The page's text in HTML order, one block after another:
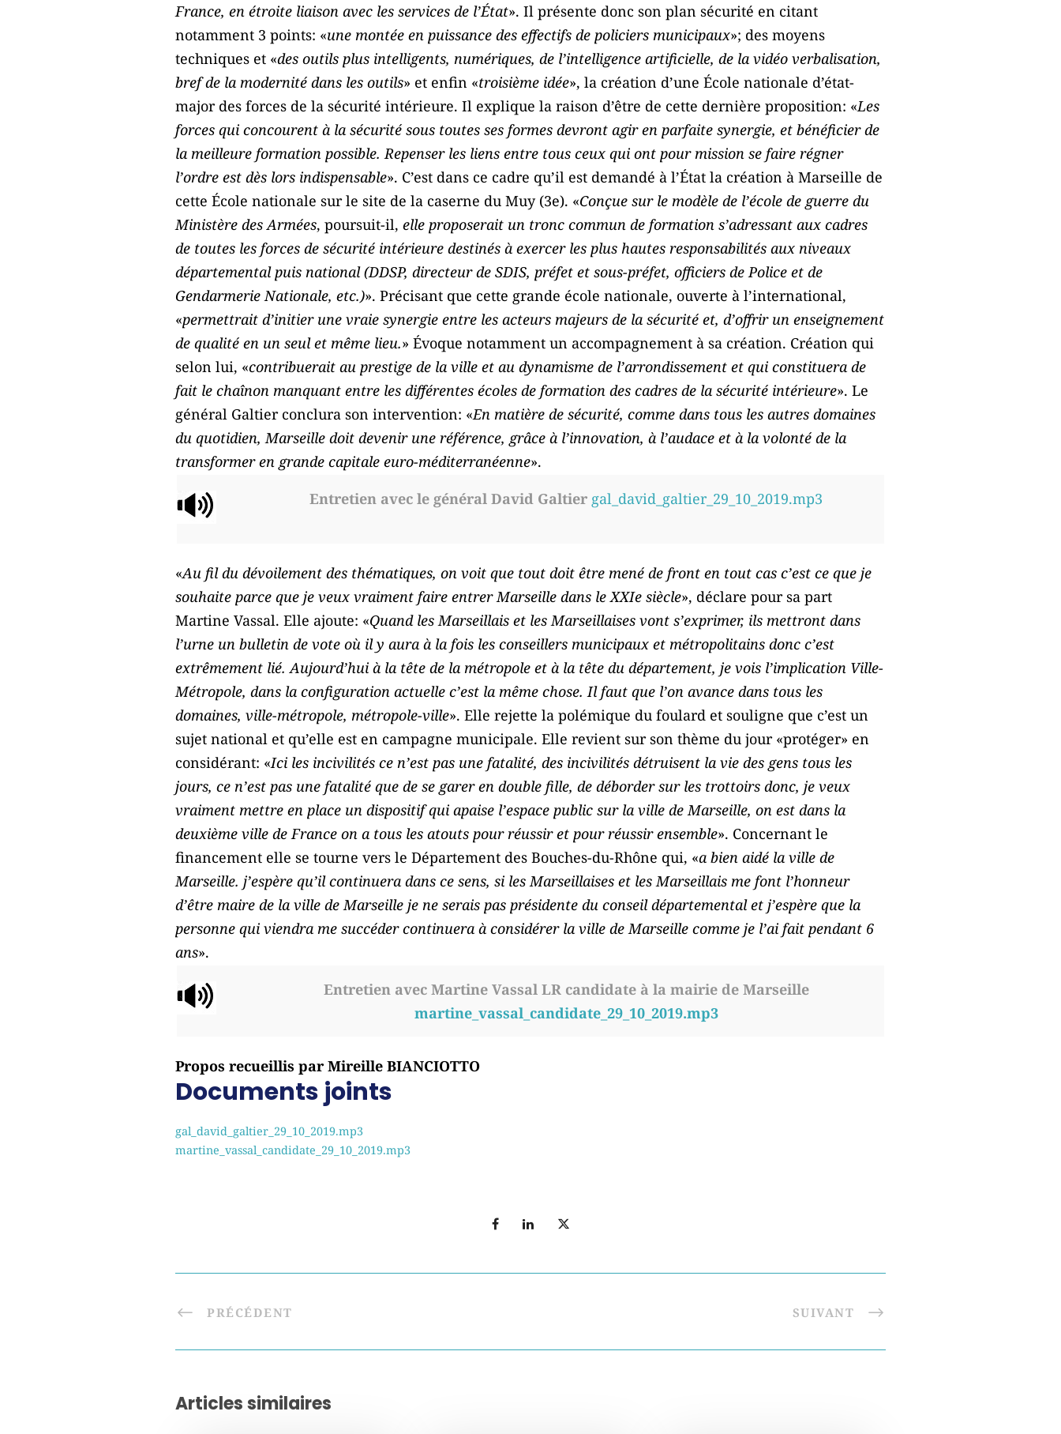
France, en étroite liaison avec les services de l’État». Il présente donc son plan sécurité en citant
notamment 3 points: «une montée en puissance des effectifs de policiers municipaux»; des moyens
techniques et «des outils plus intelligents, numériques, de l’intelligence artificielle, de la vidéo verbalisation,
bref de la modernité dans les outils» et enfin «troisième idée», la création d’une École nationale d’état-
major des forces de la sécurité intérieure. Il explique la raison d’être de cette dernière proposition: «Les
forces qui concourent à la sécurité sous toutes ses formes devront agir en parfaite synergie, et bénéficier de
la meilleure formation possible. Repenser les liens entre tous ceux qui ont pour mission se faire régner
l’ordre est dès lors indispensable». C’est dans ce cadre qu’il est demandé à l’État la création à Marseille de
cette École nationale sur le site de la caserne du Muy (3e). «Conçue sur le modèle de l’école de guerre du
Ministère des Armées, poursuit-il, elle proposerait un tronc commun de formation s’adressant aux cadres
de toutes les forces de sécurité intérieure destinés à exercer les plus hautes responsabilités aux niveaux
départemental puis national (DDSP, directeur de SDIS, préfet et sous-préfet, officiers de Police et de
Gendarmerie Nationale, etc.)». Précisant que cette grande école nationale, ouverte à l’international,
«permettrait d’initier une vraie synergie entre les acteurs majeurs de la sécurité et, d’offrir un enseignement
de qualité en un seul et même lieu.» Évoque notamment un accompagnement à sa création. Création qui
selon lui, «contribuerait au prestige de la ville et au dynamisme de l’arrondissement et qui constituera de
fait le chaînon manquant entre les différentes écoles de formation des cadres de la sécurité intérieure». Le
général Galtier conclura son intervention: «En matière de sécurité, comme dans tous les autres domaines
du quotidien, Marseille doit devenir une référence, grâce à l’innovation, à l’audace et à la volonté de la
transformer en grande capitale euro-méditerranéenne».
Entretien avec le général David Galtier gal_david_galtier_29_10_2019.mp3
«Au fil du dévoilement des thématiques, on voit que tout doit être mené de front en tout cas c’est ce que je
souhaite parce que je veux vraiment faire entrer Marseille dans le XXIe siècle», déclare pour sa part
Martine Vassal. Elle ajoute: «Quand les Marseillais et les Marseillaises vont s’exprimer, ils mettront dans
l’urne un bulletin de vote où il y aura à la fois les conseillers municipaux et métropolitains donc c’est
extrêmement lié. Aujourd’hui à la tête de la métropole et à la tête du département, je vois l’implication Ville-
Métropole, dans la configuration actuelle c’est la même chose. Il faut que l’on avance dans tous les
domaines, ville-métropole, métropole-ville». Elle rejette la polémique du foulard et souligne que c’est un
sujet national et qu’elle est en campagne municipale. Elle revient sur son thème du jour «protéger» en
considérant: «Ici les incivilités ce n’est pas une fatalité, des incivilités détruisent la vie des gens tous les
jours, ce n’est pas une fatalité que de se garer en double fille, de déborder sur les trottoirs donc, je veux
vraiment mettre en place un dispositif qui apaise l’espace public sur la ville de Marseille, on est dans la
deuxième ville de France on a tous les atouts pour réussir et pour réussir ensemble». Concernant le
financement elle se tourne vers le Département des Bouches-du-Rhône qui, «a bien aidé la ville de
Marseille. j’espère qu’il continuera dans ce sens, si les Marseillaises et les Marseillais me font l’honneur
d’être maire de la ville de Marseille je ne serais pas présidente du conseil départemental et j’espère que la
personne qui viendra me succéder continuera à considérer la ville de Marseille comme je l’ai fait pendant 6
ans».
Entretien avec Martine Vassal LR candidate à la mairie de Marseille
martine_vassal_candidate_29_10_2019.mp3
Propos recueillis par Mireille BIANCIOTTO
Documents joints
gal_david_galtier_29_10_2019.mp3
martine_vassal_candidate_29_10_2019.mp3
PRÉCÉDENT SUIVANT
Articles similaires